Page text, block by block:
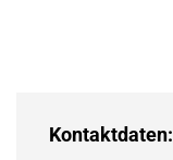
Kontaktdaten: